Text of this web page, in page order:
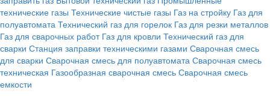
технические газы Технические чистые газы Газ на стройку Газ для
полуавтомата Технический газ для горелок Газ для резки металлов
Газ для сварочных работ Газ для кровли Технический газ для
сварки Станция заправки техническими газами Сварочная смесь
для сварки Сварочная смесь для полуавтомата Сварочная смесь
техническая Газообразная сварочная смесь Сварочная смесь
емкости